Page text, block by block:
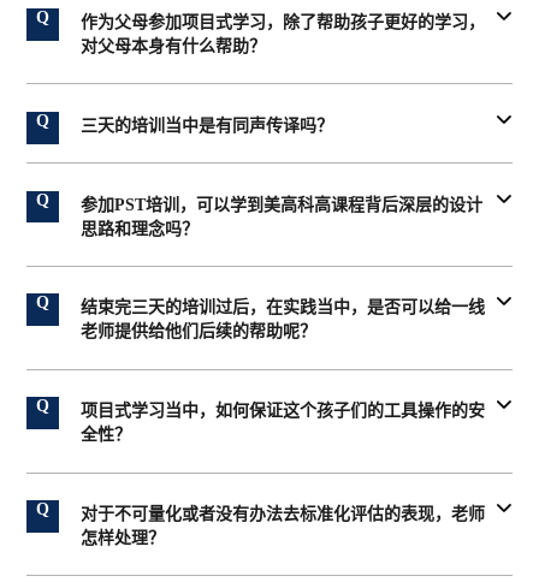
作为父母参加项目式学习，除了帮助孩子更好的学习，
对父母本身有什么帮助？

三天的培训当中是有同声传译吗？ 
参加PST培训，可以学到美高科高课程背后深层的设计
思路和理念吗？

结束完三天的培训过后，在实践当中，是否可以给一线
老师提供给他们后续的帮助呢？

成为一个帮助周围教师和家长学习的人
项目式学习当中，如何保证这个孩子们的工具操作的安
全性？

候并不需要工具
在具体项目中安全使用工具，也是项目式学习的一
对于不可量化或者没有办法去标准化评估的表现，老师
怎样处理？
